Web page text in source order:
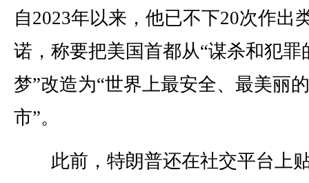
自2023年以来，他已不下20次作出
诺，称要把美国首都从“谋杀和犯罪
梦”改造为“世界上最安全、最美丽
市”。
此前，特朗普还在社交平台上